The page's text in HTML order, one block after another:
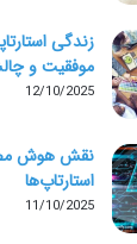
زندگی
موفقیت و
12/10/2025
نقش هوش
استارتاپ‌ها
11/10/2025